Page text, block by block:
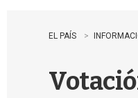
EL PAÍS